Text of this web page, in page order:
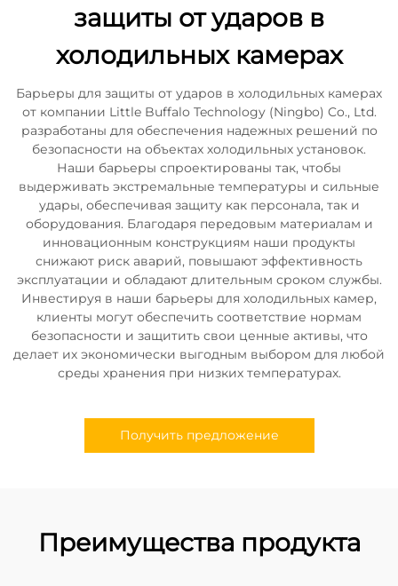
защиты от ударов в
холодильных камерах
Барьеры для защиты от ударов в холодильных камерах
от компании Little Buffalo Technology (Ningbo) Co., Ltd.
разработаны для обеспечения надежных решений по
безопасности на объектах холодильных установок.
Наши барьеры спроектированы так, чтобы
выдерживать экстремальные температуры и сильные
удары, обеспечивая защиту как персонала, так и
оборудования. Благодаря передовым материалам и
инновационным конструкциям наши продукты
снижают риск аварий, повышают эффективность
эксплуатации и обладают длительным сроком службы.
Инвестируя в наши барьеры для холодильных камер,
клиенты могут обеспечить соответствие нормам
безопасности и защитить свои ценные активы, что
делает их экономически выгодным выбором для любой
среды хранения при низких температурах.
Получить предложение
Преимущества продукта